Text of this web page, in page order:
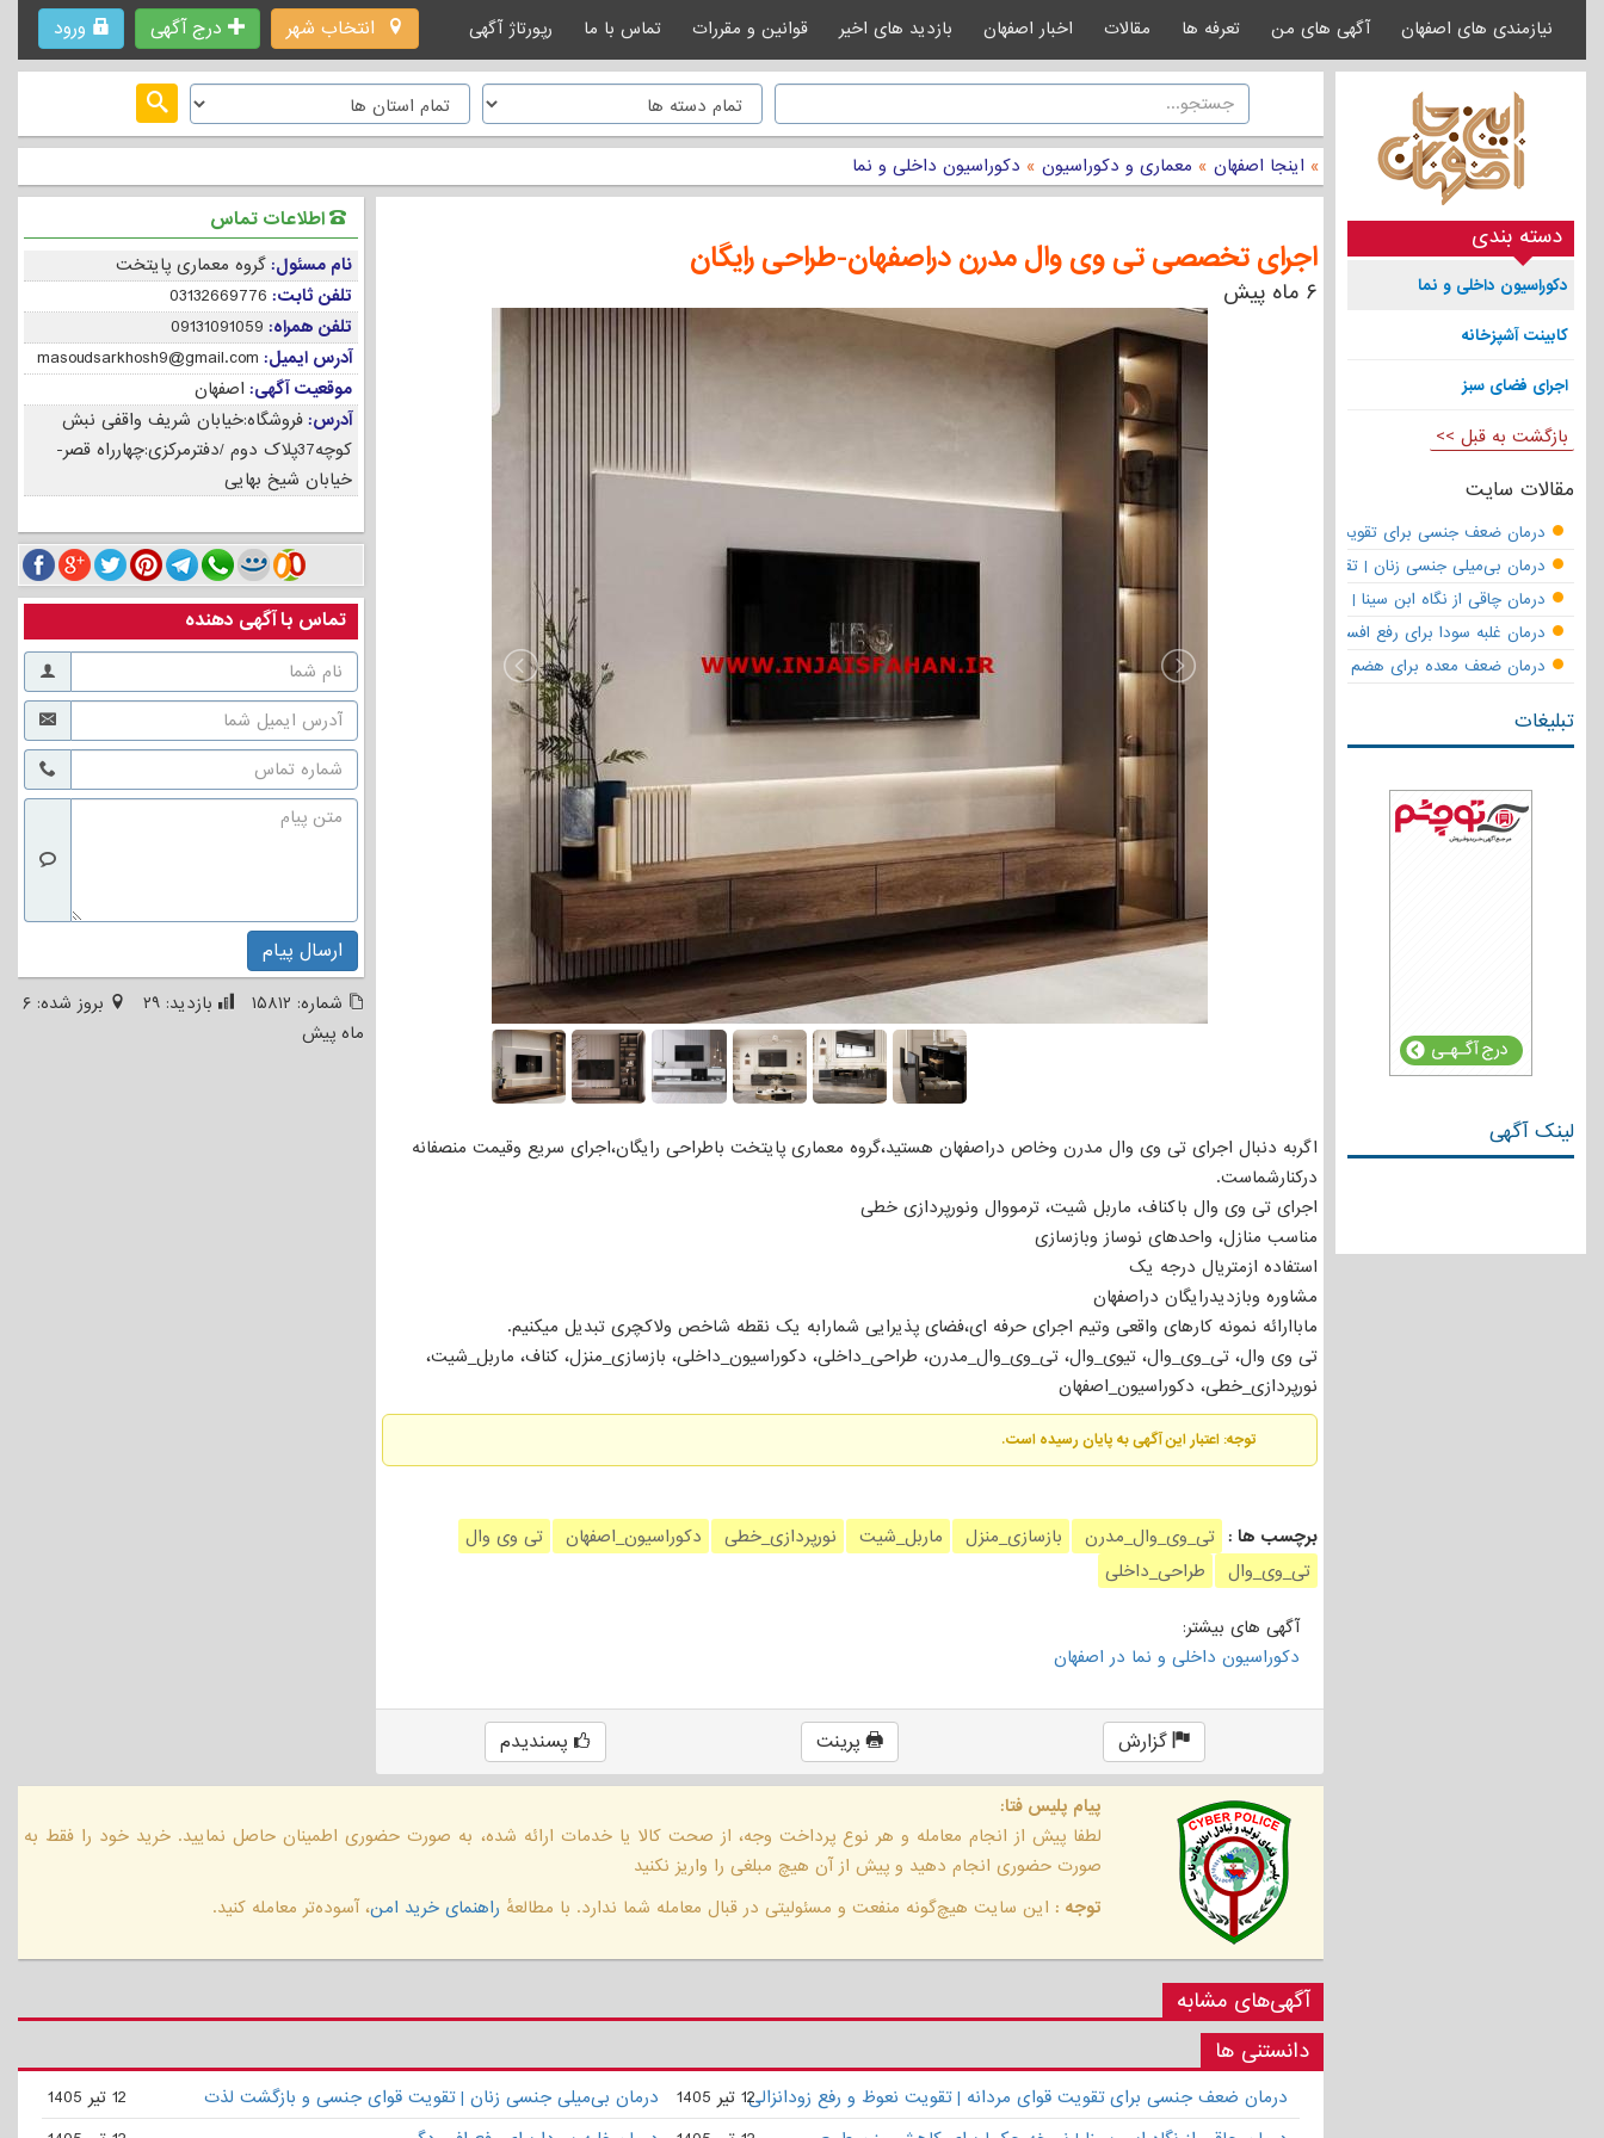
انتخاب شهر درج آگهی ورود نیازمندی های اصفهان آگهی های من تعرفه ها مقالات اخبار اصفهان بازدید های اخیر قوانین و مقررات تماس با ما رپورتاژ آگهی
دسته بندی
دکوراسیون داخلی و نما
کابینت آشپزخانه
اجرای فضای سبز
بازگشت به قبل >>
مقالات سایت
درمان ضعف جنسی برای تقویت قوای مردانه | تقویت نعوظ و رفع زودانزالی
درمان بی‌میلی جنسی زنان | تقویت قوای جنسی و بازگشت لذت
درمان چاقی از نگاه ابن سینا | نسخه حکما برای کاهش وزن طبیعی
درمان غلبه سودا برای رفع افسردگی
درمان ضعف معده برای هضم قوی
تبلیغات
لینک آگهی
» اینجا اصفهان » معماری و دکوراسیون » دکوراسیون داخلی و نما
اطلاعات تماس
نام مسئول:گروه معماری پایتخت
تلفن ثابت: 03132669776
تلفن همراه: 09131091059
آدرس ایمیل: masoudsarkhosh9@gmail.com
موقعیت آگهی: اصفهان
آدرس:فروشگاه:خیابان شریف واقفی نبش
کوچه37پلاک دوم /دفترمرکزی:چهارراه قصر-
خیابان شیخ بهایی
تماس با آگهی دهنده
ارسال پیام
شماره: ۱۵۸۱۲ بازدید: ۲۹ بروز شده: ۶
ماه پیش
اجرای تخصصی تی وی وال مدرن دراصفهان-طراحی رایگان
۶ ماه پیش
اگربه دنبال اجرای تی وی وال مدرن وخاص دراصفهان هستید،گروه معماری پایتخت باطراحی رایگان،اجرای سریع وقیمت منصفانه
درکنارشماست.
اجرای تی وی وال باکناف، ماربل شیت، ترمووال ونورپردازی خطی
مناسب منازل، واحدهای نوساز وبازسازی
استفاده ازمتریال درجه یک
مشاوره وبازدیدرایگان دراصفهان
ماباارائه نمونه کارهای واقعی وتیم اجرای حرفه ای،فضای پذیرایی شمارابه یک نقطه شاخص ولاکچری تبدیل میکنیم.
تی وی وال، تی_وی_وال، تیوی_وال، تی_وی_وال_مدرن، طراحی_داخلی، دکوراسیون_داخلی، بازسازی_منزل، کناف، ماربل_شیت،
نورپردازی_خطی، دکوراسیون_اصفهان
توجه: اعتبار این آگهی به پایان رسیده است.
برچسب ها : تی_وی_وال_مدرن بازسازی_منزل ماربل_شیت نورپردازی_خطی دکوراسیون_اصفهان
تی وی وال
تی_وی_وال
طراحی_داخلی
آگهی های بیشتر:
دکوراسیون داخلی و نما در اصفهان
گزارش پرینت پسندیدم
پیام پلیس فتا:
لطفا پیش از انجام معامله و هر نوع پرداخت وجه، از صحت کالا یا خدمات ارائه شده، به صورت حضوری اطمینان حاصل نمایید. خرید خود را فقط به
صورت حضوری انجام دهید و پیش از آن هیچ مبلغی را واریز نکنید
توجه : این سایت هیچ‌گونه منفعت و مسئولیتی در قبال معامله شما ندارد. با مطالعهٔ راهنمای خرید امن، آسوده‌تر معامله کنید.
آگهی‌های مشابه
دانستنی ها
درمان ضعف جنسی برای تقویت قوای مردانه | تقویت نعوظ و رفع زودانزالی12 تیر 1405 درمان بی‌میلی جنسی زنان | تقویت قوای جنسی و بازگشت لذت
12 تیر 1405